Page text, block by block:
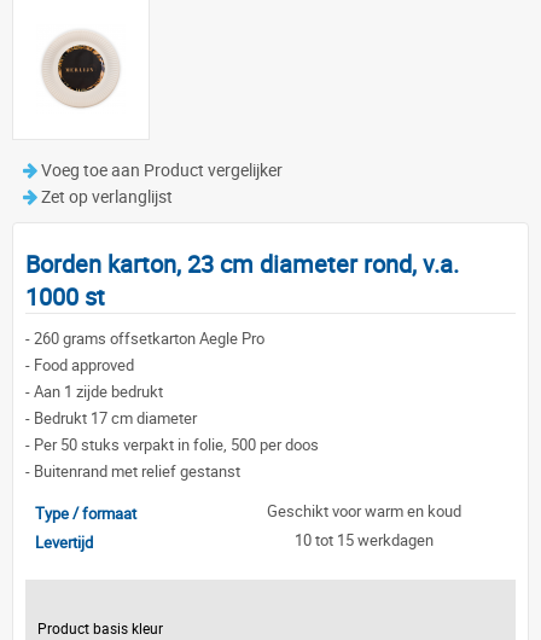
Voeg toe aan Product vergelijker
Zet op verlanglijst
Borden karton, 23 cm diameter rond, v.a.
1000 st
-260 grams offsetkarton Aegle Pro
- Food approved
-Aan 1 zijde bedrukt
- Bedrukt 17 cm diameter
- Per 50 stuks verpakt in folie, 500 per doos
- Buitenrand met relief gestanst
Type / formaat
Geschikt voor warm en koud
Levertijd
10 tot 15 werkdagen
Product basis kleur